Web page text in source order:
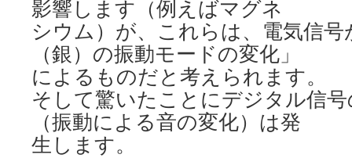
影響します（例えばマグネ
シウム）が、これらは、電気信
（銀）の振動モードの変化」
によるものだと考えられます。
そして驚いたことにデジタル信
（振動による音の変化）は発
生します。